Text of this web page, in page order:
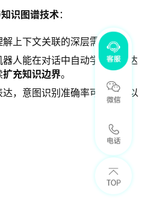
识图谱技术：
解上下文关联的深层需求。
器人能在对话中自动学习新表达
扩充知识边界。
，意图识别准确率可达95%以